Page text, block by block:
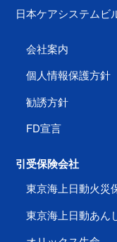
日本ケアシステムビ
会社案内
個人情報保護方針
勧誘方針
FD宣言
引受保険会社
東京海上日動火災
東京海上日動あん